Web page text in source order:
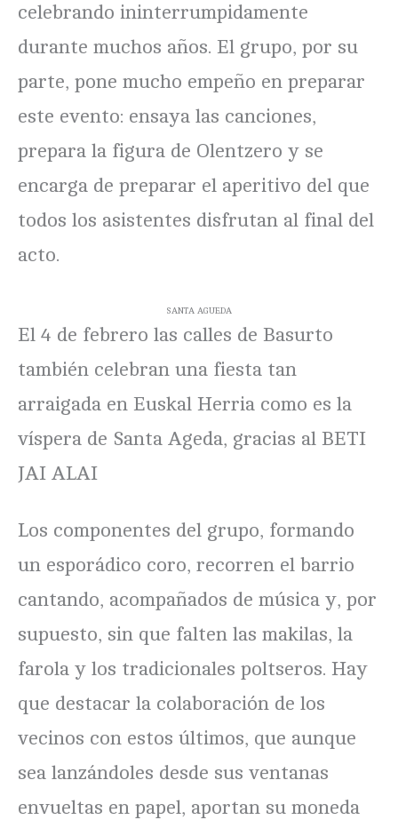
celebrando ininterrumpidamente
durante muchos años. El grupo, por su
parte, pone mucho empeño en preparar
este evento: ensaya las canciones,
prepara la figura de Olentzero y se
encarga de preparar el aperitivo del que
todos los asistentes disfrutan al final del
acto.
SANTA AGUEDA
El 4 de febrero las calles de Basurto
también celebran una fiesta tan
arraigada en Euskal Herria como es la
víspera de Santa Ageda, gracias al BETI
JAI ALAI
Los componentes del grupo, formando
un esporádico coro, recorren el barrio
cantando, acompañados de música y, por
supuesto, sin que falten las makilas, la
farola y los tradicionales poltseros. Hay
que destacar la colaboración de los
vecinos con estos últimos, que aunque
sea lanzándoles desde sus ventanas
envueltas en papel, aportan su moneda